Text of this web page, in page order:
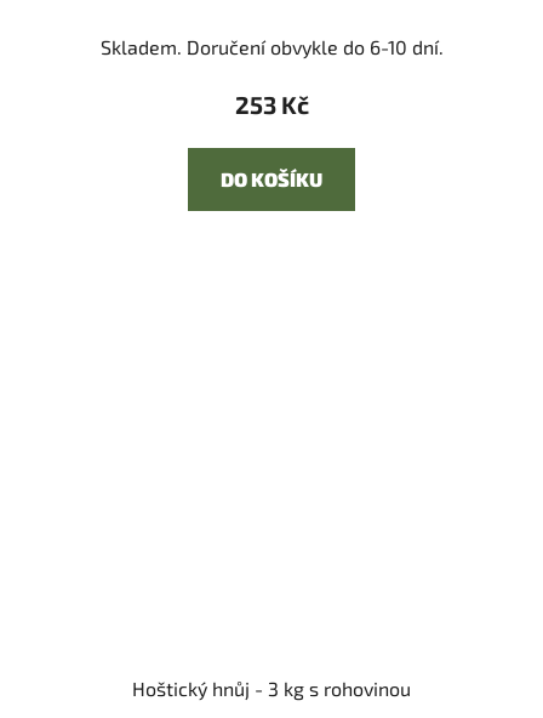
Skladem. Doručení obvykle do 6-10 dní.
253 Kč
DO KOŠÍKU
Hoštický hnůj - 3 kg s rohovinou